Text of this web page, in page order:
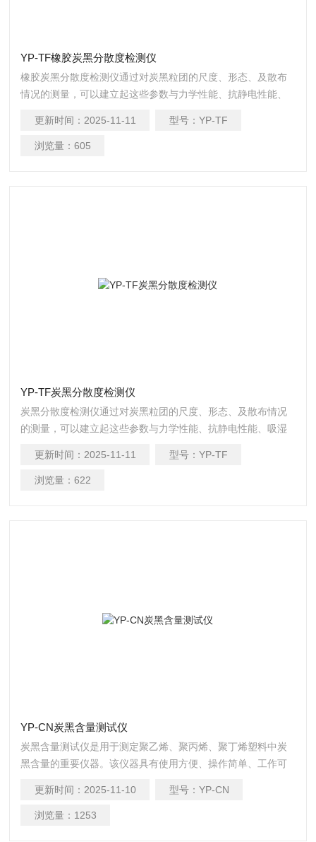
YP-TF橡胶炭黑分散度检测仪
橡胶炭黑分散度检测仪通过对炭黑粒团的尺度、形态、及散布
情况的测量，可以建立起这些参数与力学性能、抗静电性能、
更新时间： 2025-11-11 型号： YP-TF
浏览量： 605
YP-TF炭黑分散度检测仪
炭黑分散度检测仪通过对炭黑粒团的尺度、形态、及散布情况
的测量，可以建立起这些参数与力学性能、抗静电性能、吸湿
更新时间： 2025-11-11 型号： YP-TF
浏览量： 622
YP-CN炭黑含量测试仪
炭黑含量测试仪是用于测定聚乙烯、聚丙烯、聚丁烯塑料中炭
黑含量的重要仪器。该仪器具有使用方便、操作简单、工作可
工具。
更新时间： 2025-11-10 型号： YP-CN
浏览量： 1253